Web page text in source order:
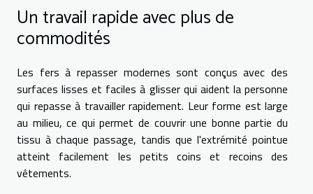
Un travail rapide avec plus de
commodités
Les fers à repasser modernes sont conçus avec des
surfaces lisses et faciles à glisser qui aident la personne
qui repasse à travailler rapidement. Leur forme est large
au milieu, ce qui permet de couvrir une bonne partie du
tissu à chaque passage, tandis que l'extrémité pointue
atteint facilement les petits coins et recoins des
vêtements.